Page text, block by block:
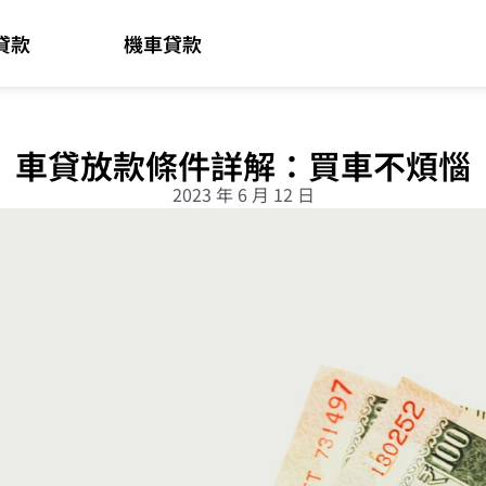
款 機車貸款
車貸放款條件詳解：買車不煩惱
2023 年 6 月 12 日